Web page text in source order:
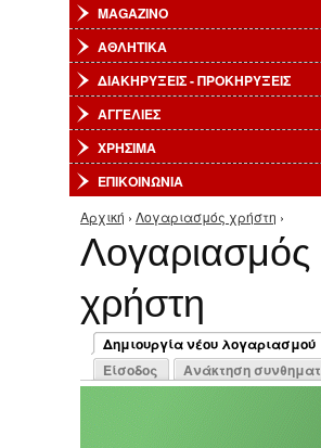
MAGAZINO
ΑΘΛΗΤΙΚΑ
ΔΙΑΚΗΡΥΞΕΙΣ - ΠΡΟΚΗΡΥΞΕΙΣ
ΑΓΓΕΛΙΕΣ
ΧΡΗΣΙΜΑ
ΕΠΙΚΟΙΝΩΝΙΑ
Είστε εδώ
Αρχική › Λογαριασμός χρήστη ›
Λογαριασμός
χρήστη
Πρωτεύουσες
Δημιουργία νέου λογαριασμού
(ενεργή καρτέλα)
Είσοδος Ανάκτηση